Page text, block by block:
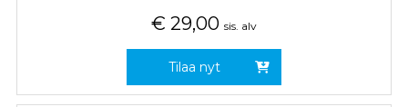
€ 29,00 sis. alv
Tilaa nyt